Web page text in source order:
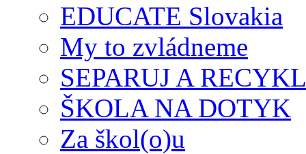
EDUCATE Slovakia
My to zvládneme
SEPARUJ A
ŠKOLA NA DOTYK
Za škol(o)u